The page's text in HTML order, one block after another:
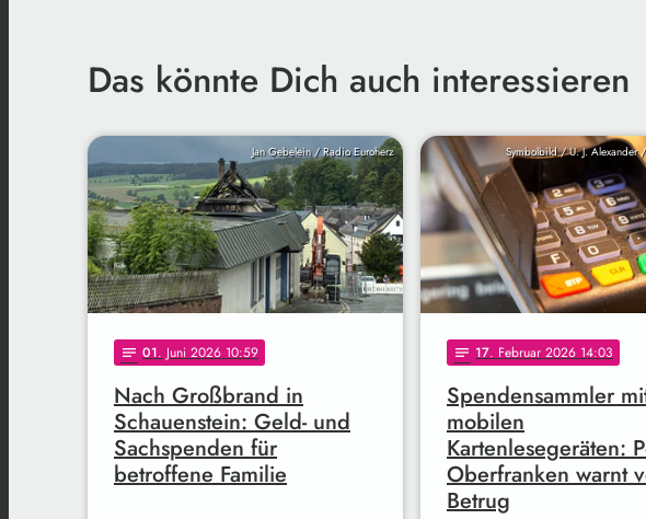
Das könnte Dich auch interessieren
Jan Gebelein / Radio Euroherz
notes 01. Juni 2026 10:59
Nach Großbrand in
Schauenstein: Geld- und
Sachspenden für
betroffene Familie
Symbolbild / U. J. Alexander
notes 17. Februar 2026 14:03
Spendensammler
mobilen
Kartenlesegeräten:
Oberfranken warnt
Betrug